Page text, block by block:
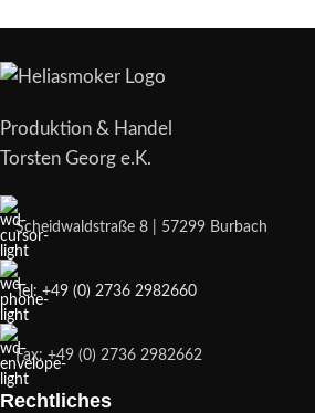
Produktion & Handel
Torsten Georg e.K.
Scheidwaldstraße 8 | 57299 Burbach
Tel: +49 (0) 2736 2982660
Fax: +49 (0) 2736 2982662
Rechtliches